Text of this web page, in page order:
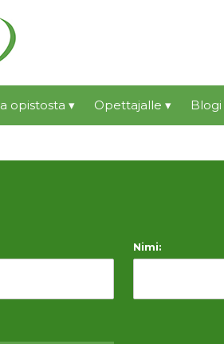
opistosta ▾ Opettajalle ▾ Blogi
Nimi: